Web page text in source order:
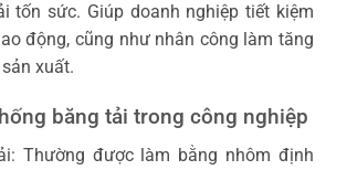
tốn sức. Giúp doanh nghiệp tiết kiệm
động, cũng như nhân công làm tăng
xuất.
băng tải trong công nghiệp
Thường được làm bằng nhôm định